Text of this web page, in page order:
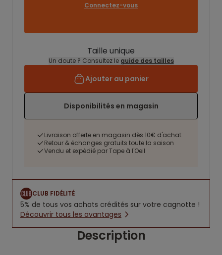
Connectez-vous
Taille unique
Un doute ? Consultez le guide des tailles
Ajouter au panier
Disponibilités en magasin
Livraison offerte en magasin dès 10€ d'achat
Retour & échanges gratuits toute la saison
Vendu et expédié par Tape à l'Oeil
CLUB FIDÉLITÉ
5% de tous vos achats crédités sur votre cagnotte !
Découvrir tous les avantages
Description